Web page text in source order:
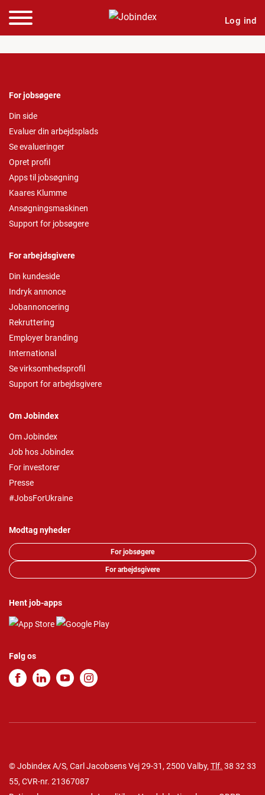
Log ind
For jobsøgere
Din side
Evaluer din arbejdsplads
Se evalueringer
Opret profil
Apps til jobsøgning
Kaares Klumme
Ansøgningsmaskinen
Support for jobsøgere
For arbejdsgivere
Din kundeside
Indryk annonce
Jobannoncering
Rekruttering
Employer branding
International
Se virksomhedsprofil
Support for arbejdsgivere
Om Jobindex
Om Jobindex
Job hos Jobindex
For investorer
Presse
#JobsForUkraine
Modtag nyheder
For jobsøgere
For arbejdsgivere
Hent job-apps
Følg os
© Jobindex A/S, Carl Jacobsens Vej 29-31, 2500 Valby, Tlf. 38 32 33
55, CVR-nr. 21367087